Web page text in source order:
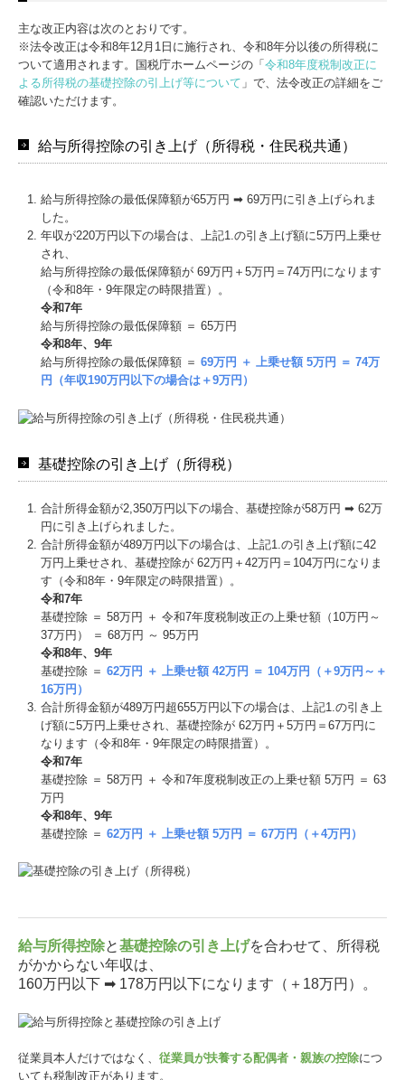
主な改正内容は次のとおりです。
※法令改正は令和8年12月1日に施行され、令和8年分以後の所得税に
ついて適用されます。国税庁ホームページの「 令和8年度税制改正に
よる所得税の基礎控除の引上げ等について 」で、法令改正の詳細をご
確認いただけます。
給与所得控除の引き上げ（所得税・住民税共通）
給与所得控除の最低保障額が65万円 ➡ 69万円に引き上げられま
した。
年収が220万円以下の場合は、上記1.の引き上げ額に5万円上乗せ
され、
給与所得控除の最低保障額が 69万円＋5万円＝74万円になります
（令和8年・9年限定の時限措置）。
令和7年
給与所得控除の最低保障額 ＝ 65万円
令和8年、9年
給与所得控除の最低保障額 ＝ 69万円 ＋ 上乗せ額 5万円 ＝ 74万
円（年収190万円以下の場合は＋9万円）
基礎控除の引き上げ（所得税）
合計所得⾦額が2,350万円以下の場合、基礎控除が58万円 ➡ 62万
円に引き上げられました。
合計所得⾦額が489万円以下の場合は、上記1.の引き上げ額に42
万円上乗せされ、基礎控除が 62万円＋42万円＝104万円になりま
す（令和8年・9年限定の時限措置）。
令和7年
基礎控除 ＝ 58万円 ＋ 令和7年度税制改正の上乗せ額（10万円～
37万円） ＝ 68万円 ～ 95万円
令和8年、9年
基礎控除 ＝ 62万円 ＋ 上乗せ額 42万円 ＝ 104万円（＋9万円～＋
16万円）
合計所得⾦額が489万円超655万円以下の場合は、上記1.の引き上
げ額に5万円上乗せされ、基礎控除が 62万円＋5万円＝67万円に
なります（令和8年・9年限定の時限措置）。
令和7年
基礎控除 ＝ 58万円 ＋ 令和7年度税制改正の上乗せ額 5万円 ＝ 63
万円
令和8年、9年
基礎控除 ＝ 62万円 ＋ 上乗せ額 5万円 ＝ 67万円（＋4万円）
給与所得控除と基礎控除の引き上げを合わせて、所得税
がかからない年収は、
160万円以下 ➡ 178万円以下になります（＋18万円）。
従業員本人だけではなく、 従業員が扶養する配偶者・親族の控除につ
いても税制改正があります。